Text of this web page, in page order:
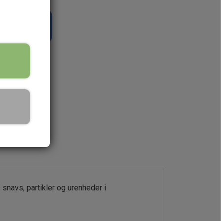
partikler og urenheder i